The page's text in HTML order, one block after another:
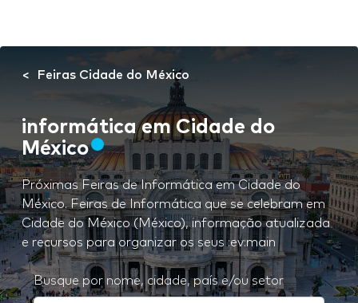
Feiras Cidade do México
informática em Cidade do
México
Próximas Feiras de Informática em Cidade do
México. Feiras de Informática que se celebram em
Cidade do México (México), informação atualizada
e recursos para organizar os seus :ev:main
Busque por nome, cidade, país e/ou setor